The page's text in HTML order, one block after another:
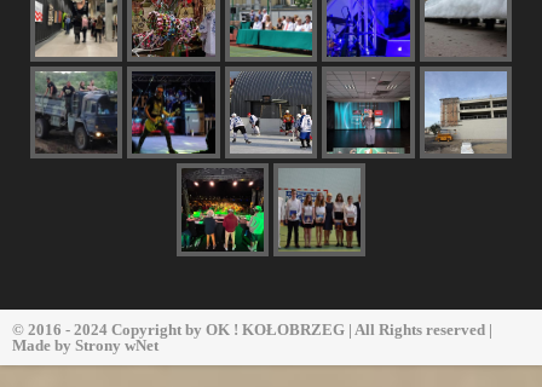
© 2016 - 2024 Copyright by OK ! KOŁOBRZEG | All Rights reserved |
Made by Strony wNet